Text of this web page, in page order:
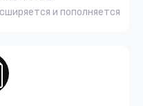
и пополняется